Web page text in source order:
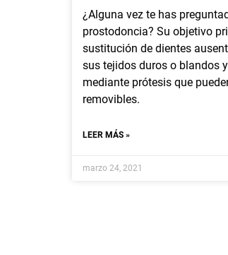
¿Alguna vez te has
prostodoncia? Su objetivo
sustitución de dientes
sus tejidos duros o blandos
mediante prótesis que
removibles.
LEER MÁS »
marzo 24, 2021